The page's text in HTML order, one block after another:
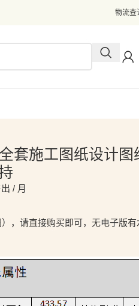
物流查
套施工图纸设计图
/ 月
，请直接购买即可，无电子版有